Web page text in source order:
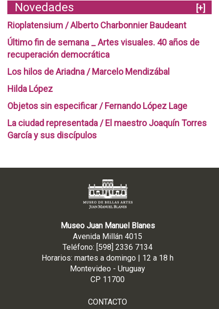
Novedades
[+]
Rioplatensium / Alberto Charbonnier Baudeant
Último fin de semana _ Artes visuales. 40 años de
recuperación democrática
Los hilos de Ariadna / Marcelo Mendizábal
Hilda López
Objetos sin especificar / Fernando López Lage
La ciudad representada / El maestro Joaquín Torres
García y sus discípulos
Museo Juan Manuel Blanes
Avenida Millán 4015
Teléfono: [598] 2336 7134
Horarios: martes a domingo | 12 a 18 h
Montevideo - Uruguay
CP 11700
CONTACTO